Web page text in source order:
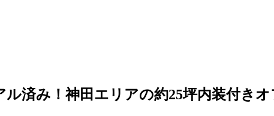
済み！神田エリアの約25坪内装付き